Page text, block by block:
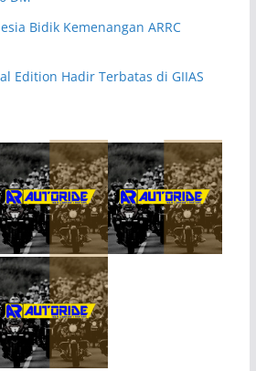
Bidik Kemenangan ARRC
Edition Hadir Terbatas di GIIAS